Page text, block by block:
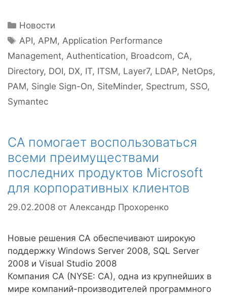
Рубрики
Новости
Метки
API, APM, Application Performance
Management, Authentication, Broadcom, CA,
Directory, DOI, DX, IT, ITSM, Layer7, LDAP, NetOps,
PAM, Single Sign-On, SiteMinder, Spectrum, SSO,
Symantec
CA помогает воспользоваться
всеми преимуществами
последних продуктов Microsoft
для корпоративных клиентов
29.02.2008 от Александр Прохоренко
Новые решения CA обеспечивают широкую
поддержку Windows Server 2008, SQL Server
2008 и Visual Studio 2008
Компания CA (NYSE: CA), одна из крупнейших в
мире компаний-производителей программного